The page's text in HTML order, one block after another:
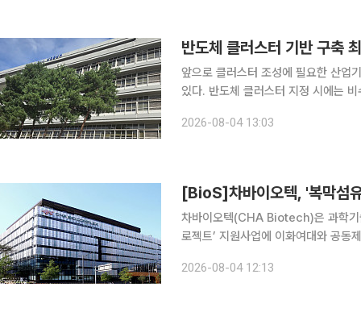
반도체 클러스터 기반 구축
앞으로 클러스터 조성에 필요한 산업
있다. 반도체 클러스터 지정 시에는 비수도권이 우선 고려
의결됐다고 밝혔다. 이번 시행령 제정
2026-08-04 13:03
[BioS]차바이오텍, '복막섬
차바이오텍(CHA Biotech)은 과학기
로젝트’ 지원사업에 이화여대와 공동
는 난치성 질환인 복막섬유화
2026-08-04 12:13